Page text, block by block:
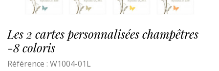
Les 2 cartes personnalisées champêtres
-8 coloris
Référence : W1004-01L